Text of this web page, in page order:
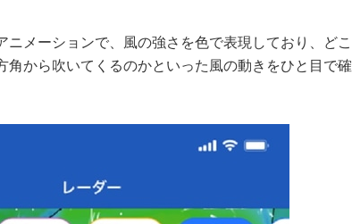
メーションで、風の強さを色で表現しており、どこ
角から吹いてくるのかといった風の動きをひと目で確